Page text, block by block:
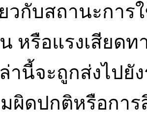
วกับสถานะการ
หรือแรงเสียด
านี้จะถูกส่งไปยั
ผิดปกติหรือกา